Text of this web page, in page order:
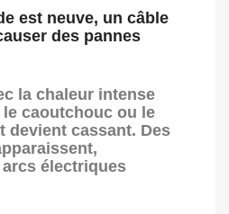
est neuve, un câble
des pannes
la chaleur intense
caoutchouc ou le
devient cassant. Des
électriques